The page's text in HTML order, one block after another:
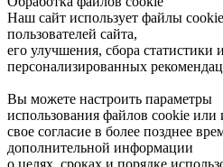
Наш сайт использует файлы
пользователей сайта,
его улучшения, сбора статистики
персонализированных
Вы можете настроить параметры
использования файлов cookie или
свое согласие в более позднее
дополнительной информации
о целях, сроках и порядке